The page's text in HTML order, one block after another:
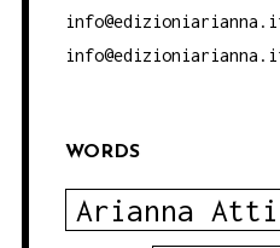
info@edizioniarianna.it
WORDS
Arianna